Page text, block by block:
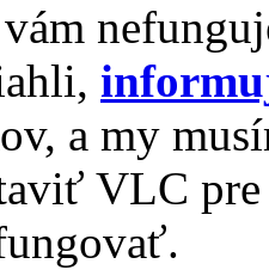
a my
VLC